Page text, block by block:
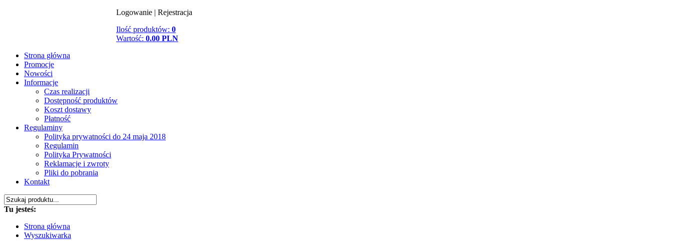
Logowanie | Rejestracja
Ilość produktów: 0
Wartość: 0.00 PLN
Strona główna
Promocje
Nowości
Informacje
Czas realizacji
Dostępność produktów
Koszt dostawy
Płatność
Regulaminy
Polityka prywatności do 24 maja 2018
Regulamin
Polityka Prywatności
Reklamacje i zwroty
Pliki do pobrania
Kontakt
Tu jesteś:
Strona główna
Wyszukiwarka